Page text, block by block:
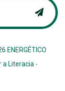
ENERGÉTICO
a Literacia -